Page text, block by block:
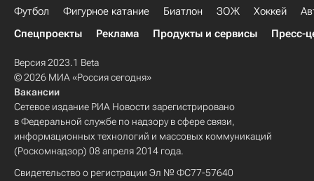
Футбол Фигурное катание Биатлон ЗОЖ Хоккей
Спецпроекты
Реклама Продукты и сервисы Пресс-
Версия 2023.1 Beta
© 2026 МИА «Россия сегодня»
Вакансии
Сетевое издание РИА Новости зарегистрировано
в Федеральной службе по надзору в сфере связи,
информационных технологий и массовых коммуникаций
(Роскомнадзор) 08 апреля 2014 года.
Свидетельство о регистрации Эл № ФС77-57640